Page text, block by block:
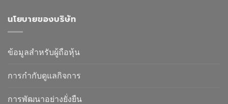
นโยบายของบริษัท
ข้อมูลสำหรับผู้ถือหุ้น
การกำกับดูแลกิจการ
การพัฒนาอย่างยั่งยืน